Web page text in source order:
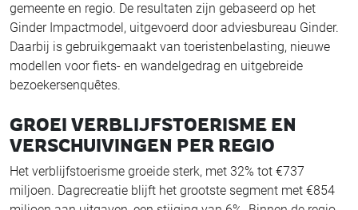
gemeente en regio. De resultaten zijn gebaseerd op het
Ginder Impactmodel, uitgevoerd door adviesbureau Ginder.
Daarbij is gebruikgemaakt van toeristenbelasting, nieuwe
modellen voor fiets- en wandelgedrag en uitgebreide
bezoekersenquêtes.
GROEI VERBLIJFSTOERISME EN
VERSCHUIVINGEN PER REGIO
Het verblijfstoerisme groeide sterk, met 32% tot €737
miljoen. Dagrecreatie blijft het grootste segment met €854